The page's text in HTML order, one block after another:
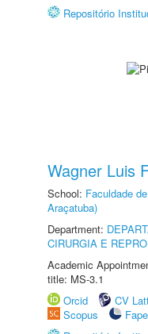
Repositório
Wagner Luis
School: Faculdade
Araçatuba)
Department:
CIRURGIA E
Academic
title: MS-3.1
Orcid
CV
Scopus